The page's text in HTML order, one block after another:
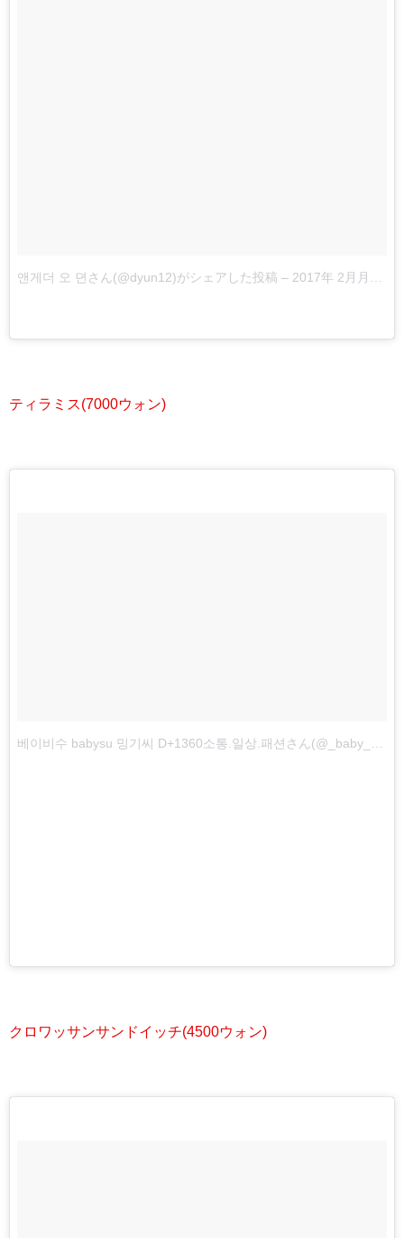
앤게더 오 뎐さん(@dyun12)がシェアした投稿 – 2017年 2月月13日午前6時44分PST
ティラミス(7000ウォン)
クロワッサンサンドイッチ(4500ウォン)